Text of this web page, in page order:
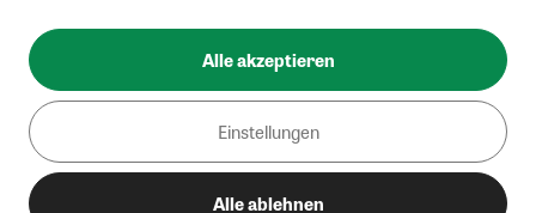
Alle akzeptieren
Einstellungen
Alle ablehnen